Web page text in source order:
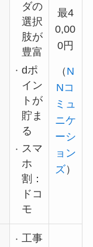
ダの
選択
肢が
豊富
dポ
イン
トが
貯ま
る
スマ
ホ
割：
ドコ
モ
最4
0,00
0円
（ N
Nコ
ミュ
ニケ
ーシ
ョン
ズ）
工事